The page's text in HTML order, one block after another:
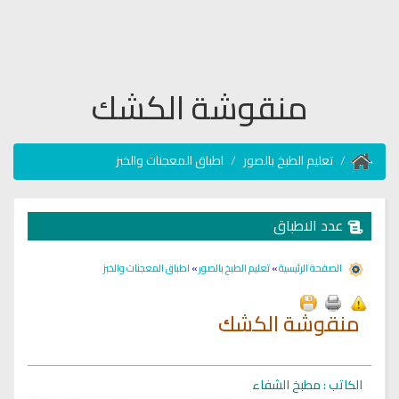
منقوشة الكشك
تعليم الطبخ بالصور اطباق المعجنات والخبز
عدد الاطباق
الصفحة الرئيسية»تعليم الطبخ بالصور»اطباق المعجنات والخبز
منقوشة الكشك
الكاتب : مطبخ الشفاء